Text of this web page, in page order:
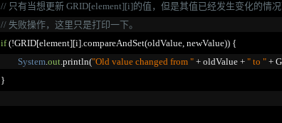
// 只有当想更新 GRID[element][i]的值，但是其值已经发生变化的情况
// 失败操作，这里只是打印一下。
if (!GRID[element][i].compareAndSet(oldValue, newValue)) {
System.out.println("Old value changed from " + oldValue + " to " +
}